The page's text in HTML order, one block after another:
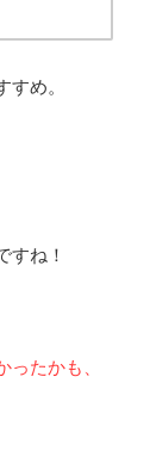
め。
すね！
たかも、